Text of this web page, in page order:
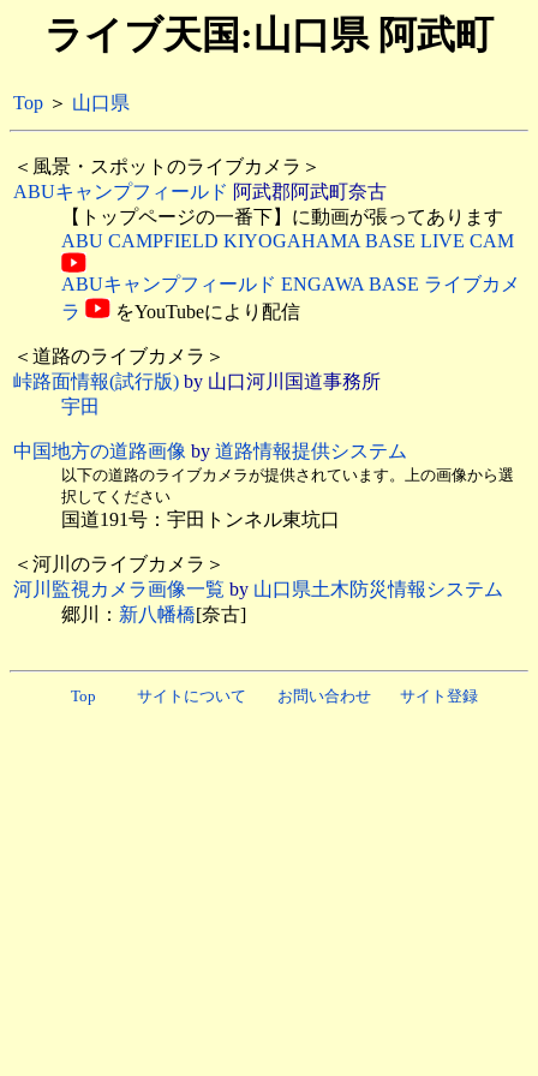
ライブ天国:山口県 阿武町
Top ＞ 山口県
＜風景・スポットのライブカメラ＞
ABUキャンプフィールド 阿武郡阿武町奈古
【トップページの一番下】に動画が張ってあります
ABU CAMPFIELD KIYOGAHAMA BASE LIVE CAM
ABUキャンプフィールド ENGAWA BASE ライブカメ
ラ
をYouTubeにより配信
＜道路のライブカメラ＞
峠路面情報(試行版) by 山口河川国道事務所
宇田
中国地方の道路画像 by 道路情報提供システム
以下の道路のライブカメラが提供されています。上の画像から選
択してください
国道191号：宇田トンネル東坑口
＜河川のライブカメラ＞
河川監視カメラ画像一覧 by 山口県土木防災情報システム
郷川： 新八幡橋[奈古]
Top サイトについて お問い合わせ サイト登録